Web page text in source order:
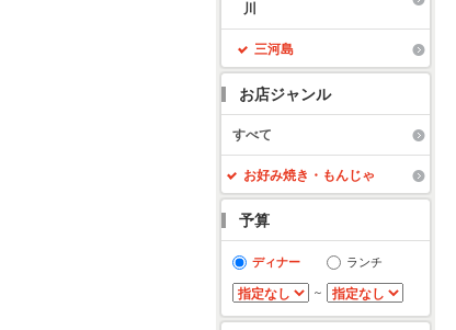
川
三河島
お店ジャンル
すべて
お好み焼き・もんじゃ
予算
ディナー ランチ
～